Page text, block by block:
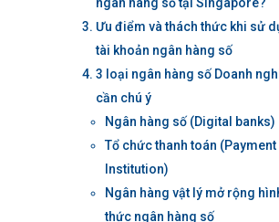
Ưu điểm và thách thức khi sử
tài khoản ngân hàng số
3 loại ngân hàng số Doanh
cần chú ý
Ngân hàng số (Digital banks)
Tổ chức thanh toán (Payment
Institution)
Ngân hàng vật lý mở rộng
thức ngân hàng số